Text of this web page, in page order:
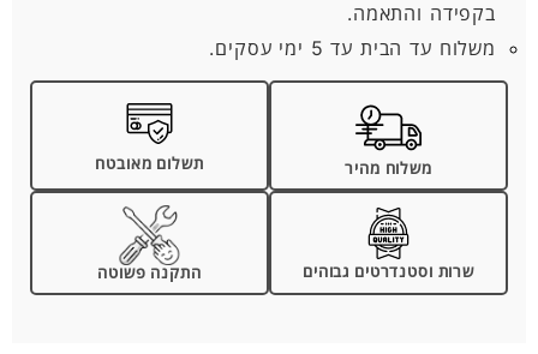
בקפידה והתאמה.
משלוח עד הבית עד 5 ימי עסקים.
משלוח מהיר תשלום מאובטח
שרות וסטנדרטים גבוהים התקנה פשוטה